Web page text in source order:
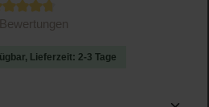
von 4.6 von 5 Sternen
Lieferzeit: 2-3 Tage
gewünschten Wert ein